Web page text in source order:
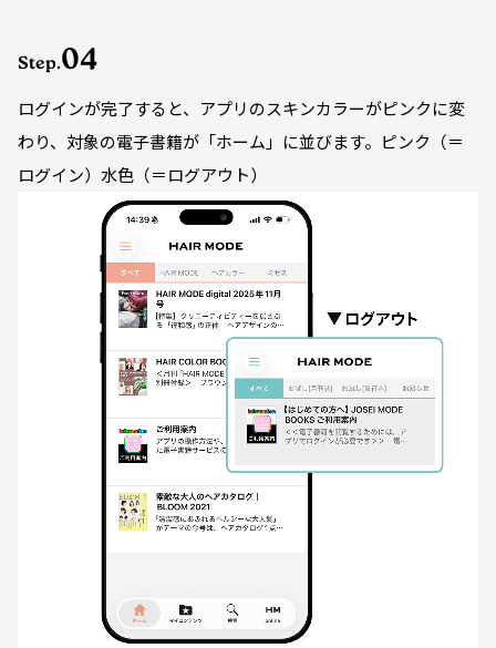
Step.04
ログインが完了すると、アプリのスキンカラーがピンクに変
わり、対象の電子書籍が「ホーム」に並びます。ピンク（＝
ログイン）水色（＝ログアウト）